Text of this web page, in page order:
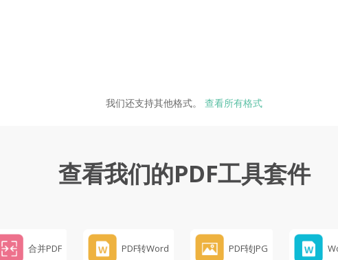
我们还支持其他格式。 查看所有格式
查看我们的PDF工具套件
合并PDF PDF转Word PDF转JPG